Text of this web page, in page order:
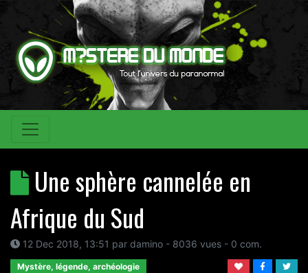
Une sphère cannelée en
Afrique du Sud
12 Dec 2018, 13:51 par damino - 8036 vues - 0 com.
Mystère, légende, archéologie